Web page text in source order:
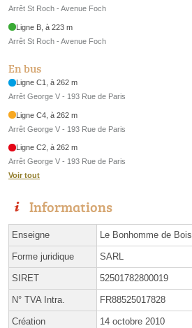
Arrêt St Roch - Avenue Foch
Ligne B, à 223 m
Arrêt St Roch - Avenue Foch
En bus
Ligne C1, à 262 m
Arrêt George V - 193 Rue de Paris
Ligne C4, à 262 m
Arrêt George V - 193 Rue de Paris
Ligne C2, à 262 m
Arrêt George V - 193 Rue de Paris
Voir tout
Informations
Enseigne Le Bonhomme de Bois
Forme juridique SARL
SIRET 52501782800019
N° TVA Intra. FR88525017828
Création 14 octobre 2010